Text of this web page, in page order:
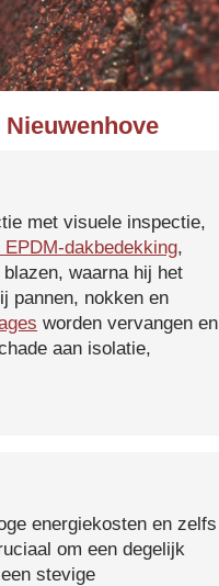
met visuele inspectie,
EPDM-dakbedekking,
waarna hij het
pannen, nokken en
worden vervangen en
aan isolatie,
energiekosten en zelfs
om een degelijk
stevige